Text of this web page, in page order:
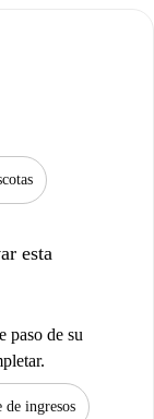
esta
paso de su
de ingresos